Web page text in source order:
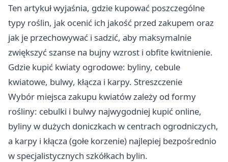
Ten artykuł wyjaśnia, gdzie kupować poszczególne
typy roślin, jak ocenić ich jakość przed zakupem oraz
jak je przechowywać i sadzić, aby maksymalnie
zwiększyć szanse na bujny wzrost i obfite kwitnienie.
Gdzie kupić kwiaty ogrodowe: byliny, cebule
kwiatowe, bulwy, kłącza i karpy. Streszczenie
Wybór miejsca zakupu kwiatów zależy od formy
rośliny: cebulki i bulwy najwygodniej kupić online,
byliny w dużych doniczkach w centrach ogrodniczych,
a karpy i kłącza (gołe korzenie) najlepiej bezpośrednio
w specjalistycznych szkółkach bylin.